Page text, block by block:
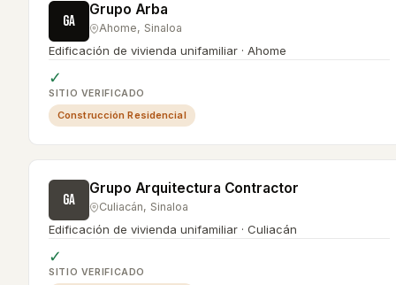
GA
Grupo Arba
Ahome, Sinaloa
Edificación de vivienda unifamiliar · Ahome
✓
SITIO VERIFICADO
Construcción Residencial
GA
Grupo Arquitectura Contractor
Culiacán, Sinaloa
Edificación de vivienda unifamiliar · Culiacán
✓
SITIO VERIFICADO